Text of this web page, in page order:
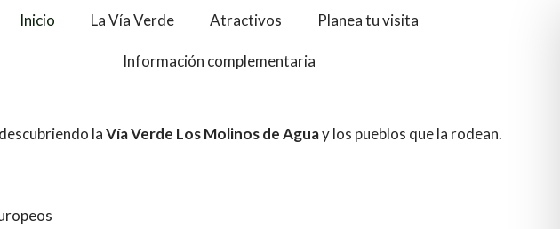
Inicio La Vía Verde Atractivos Planea tu visita
Información complementaria
laVía Verde Los Molinos de Aguay los pueblos que la rodean.